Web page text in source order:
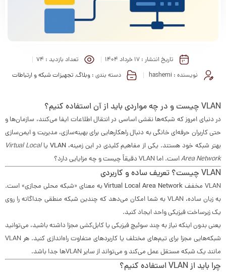
تاریخ انتشار : ۱۷ خرداد ۱۴۰۴ تعداد بازدید : 74
نویسنده : hashemi دسته بندی : وبلاگ, تجهیزات شبکه و ارتباطات
VLAN چیست و در چه مواردی باید از آن استفاده کنیم؟
در دنیای امروز که شبکه‌ها نقشی اساسی در انتقال اطلاعات ایفا می‌کنند، سازمان‌ها و
حتی کاربران حرفه‌ای خانگی به دنبال راهکارهایی برای بهینه‌سازی، مدیریت و ایمن‌سازی
بهتر شبکه خود هستند. یکی از مفاهیم کلیدی در این زمینه،VLAN یاVirtual Local
Area Networkاست. اما VLAN دقیقاً چیست و چه مزایایی دارد؟
VLAN چیست؟ تعریف ساده و کاربردی
VLAN مخفف Virtual Local Area Networkبه معنای «شبکه محلی مجازی» است.
به زبان ساده، VLAN به شما امکان می‌دهد که چندین شبکه منطقی جداگانه را روی
یک زیرساخت فیزیکی واحد ایجاد کنید.
یعنی بدون اینکه نیاز به چند سوئیچ فیزیکی یا کابل‌کشی مجزا داشته باشید، می‌توانید
شبکه‌هایی مجزا برای تیم‌های مختلف یا کاربردهای متفاوت راه‌اندازی کنید. هر VLAN
مانند یک شبکه مستقل عمل می‌کند و می‌تواند از سایر VLANها جدا باشد.
چرا باید از VLAN استفاده کنیم؟